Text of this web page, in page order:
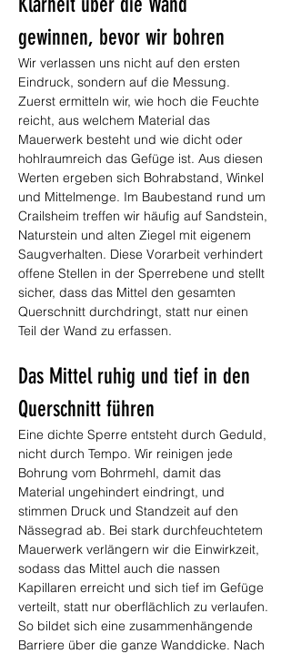
gewinnen, bevor wir bohren
Wir verlassen uns nicht auf den ersten
Eindruck, sondern auf die Messung.
Zuerst ermitteln wir, wie hoch die Feuchte
reicht, aus welchem Material das
Mauerwerk besteht und wie dicht oder
hohlraumreich das Gefüge ist. Aus diesen
Werten ergeben sich Bohrabstand, Winkel
und Mittelmenge. Im Baubestand rund um
Crailsheim treffen wir häufig auf Sandstein,
Naturstein und alten Ziegel mit eigenem
Saugverhalten. Diese Vorarbeit verhindert
offene Stellen in der Sperrebene und stellt
sicher, dass das Mittel den gesamten
Querschnitt durchdringt, statt nur einen
Teil der Wand zu erfassen.
Das Mittel ruhig und tief in den
Querschnitt führen
Eine dichte Sperre entsteht durch Geduld,
nicht durch Tempo. Wir reinigen jede
Bohrung vom Bohrmehl, damit das
Material ungehindert eindringt, und
stimmen Druck und Standzeit auf den
Nässegrad ab. Bei stark durchfeuchtetem
Mauerwerk verlängern wir die Einwirkzeit,
sodass das Mittel auch die nassen
Kapillaren erreicht und sich tief im Gefüge
verteilt, statt nur oberflächlich zu verlaufen.
So bildet sich eine zusammenhängende
Barriere über die ganze Wanddicke. Nach